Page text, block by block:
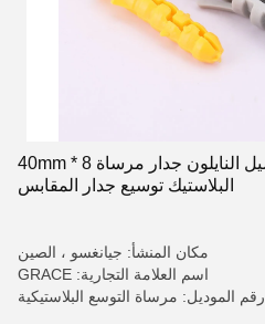
البلاستيك مرساة الجدار التوصيل النايلون جدار مرساة 8 * 40mm
البلاستيك توسيع جدار المقابس
مكان المنشأ: جيانغسو ، الصين
اسم العلامة التجارية: GRACE
رقم الموديل: مرساة التوسع البلاستيكية